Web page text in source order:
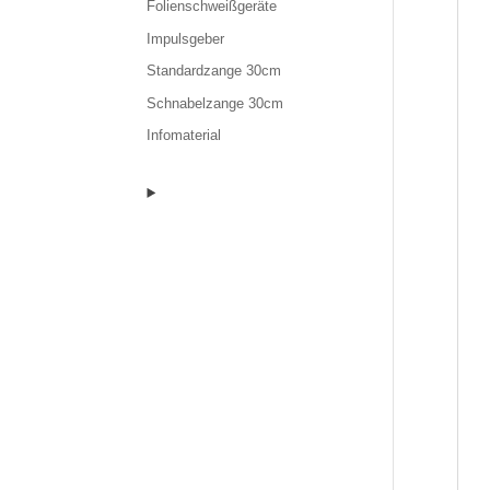
Folienschweißgeräte
Impulsgeber
Standardzange 30cm
Schnabelzange 30cm
Infomaterial